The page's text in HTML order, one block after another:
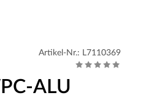
Artikel-Nr.: L7110369
ALU